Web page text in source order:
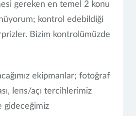
gereken en temel 2 konu
kontrol edebildiği
Bizim kontrolümüzde
ekipmanlar; fotoğraf
lens/açı tercihlerimiz
gideceğimiz